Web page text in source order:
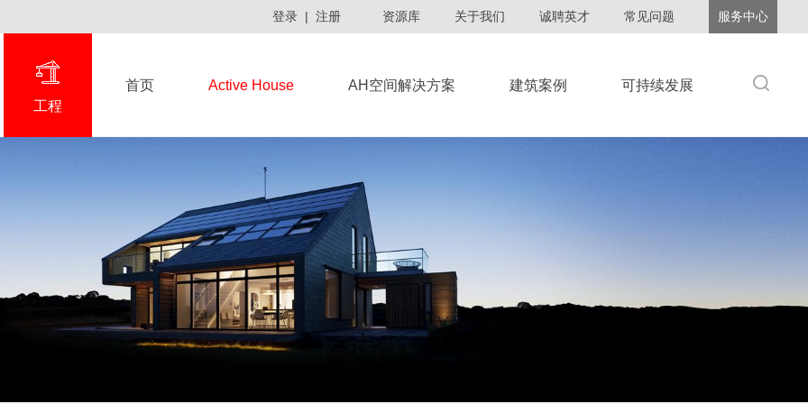
登录 | 注册 资源库 关于我们 诚聘英才 常见问题 服务中心
工程
首页 Active House AH空间解决方案 建筑案例 可持续发展